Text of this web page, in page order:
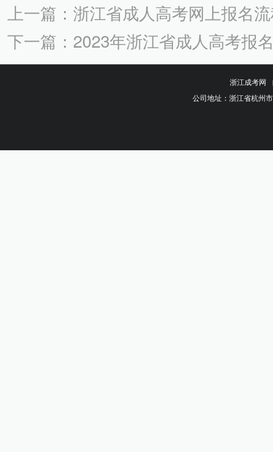
上一篇：浙江省成人高考网上报名
下一篇：2023年浙江省成人高考报
浙江成考网
公司地址：浙江省杭州